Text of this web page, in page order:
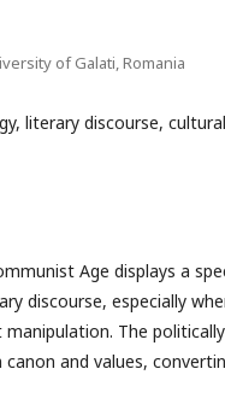
of Galati, Romania
literary discourse,
Age displays a
discourse, especially
The
and values,